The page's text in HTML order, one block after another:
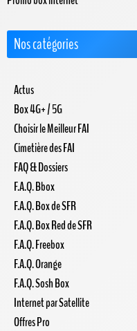
Nos catégories
Actus
Box 4G+ / 5G
Choisir le Meilleur FAI
Cimetière des FAI
FAQ & Dossiers
F.A.Q. Bbox
F.A.Q. Box de SFR
F.A.Q. Box Red de SFR
F.A.Q. Freebox
F.A.Q. Orange
F.A.Q. Sosh Box
Internet par Satellite
Offres Pro